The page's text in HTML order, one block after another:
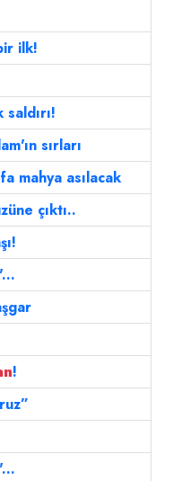
ilk!
sırları
mahya asılacak
çıktı..
!